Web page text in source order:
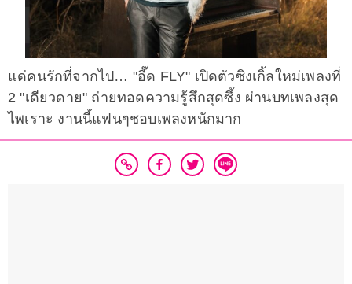
แด่คนรักที่จากไป… "อี๊ด FLY" เปิดตัวซิงเกิ้ลใหม่เพลงที่
2 "เดียวดาย" ถ่ายทอดความรู้สึกสุดซึ้ง ผ่านบทเพลงสุด
ไพเราะ งานนี้แฟนๆชอบเพลงหนักมาก